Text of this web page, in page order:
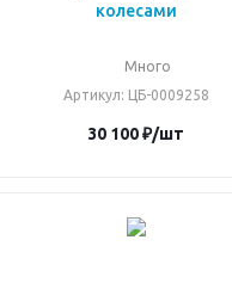
колесами
Много
Артикул: ЦБ-0009258
30 100₽/шт